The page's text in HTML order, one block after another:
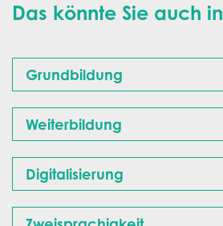
Das könnte Sie auch
Grundbildung
Weiterbildung
Digitalisierung